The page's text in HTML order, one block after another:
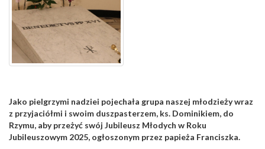
Jako pielgrzymi nadziei pojechała grupa naszej młodzieży wraz
z przyjaciółmi i swoim duszpasterzem, ks. Dominikiem, do
Rzymu, aby przeżyć swój Jubileusz Młodych w Roku
Jubileuszowym 2025, ogłoszonym przez papieża Franciszka.